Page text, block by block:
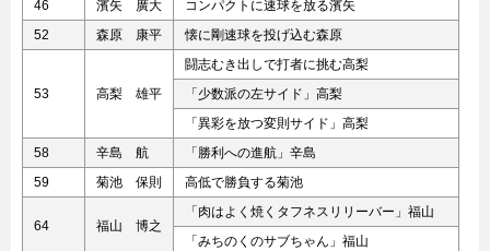
46
濱矢 廣大
コンパクトに速球を放る濱矢
52
森原 康平 懐に剛速球を投げ込む森原
53 高梨 雄平
闘志むき出しで打者に挑む高梨
「少数派の左サイド」高梨
「異彩を放つ変則サイド」高梨
58
辛島 航
「勝利への進航」辛島
59
菊池 保則 高低で勝負する菊池
64 福山 博之
「肉はよく焼くタフネスリリーバー」福山
「みちのくのサブちゃん」福山